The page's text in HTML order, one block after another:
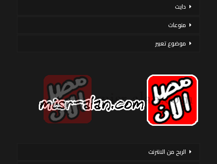
دايت
منوعات
موضوع تعبير
الربح من الانترنت